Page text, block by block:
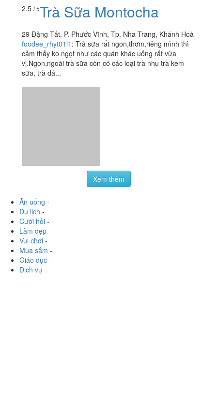
2.5 / 5Trà Sữa Montocha
29 Đặng Tất, P. Phước Vĩnh, Tp. Nha Trang, Khánh Hoà
foodee_rhyt01l1 : Trà sữa rất ngon,thơm,riêng mình thì
cảm thấy ko ngọt như các quán khác uống rất vừa
vị.Ngon,ngoài trà sữa còn có các loại trà nhu trà kem
sữa, trà đá...
Xem thêm
Ăn uống -
Du lịch -
Cưới hỏi -
Làm đẹp -
Vui chơi -
Mua sắm -
Giáo dục -
Dịch vụ